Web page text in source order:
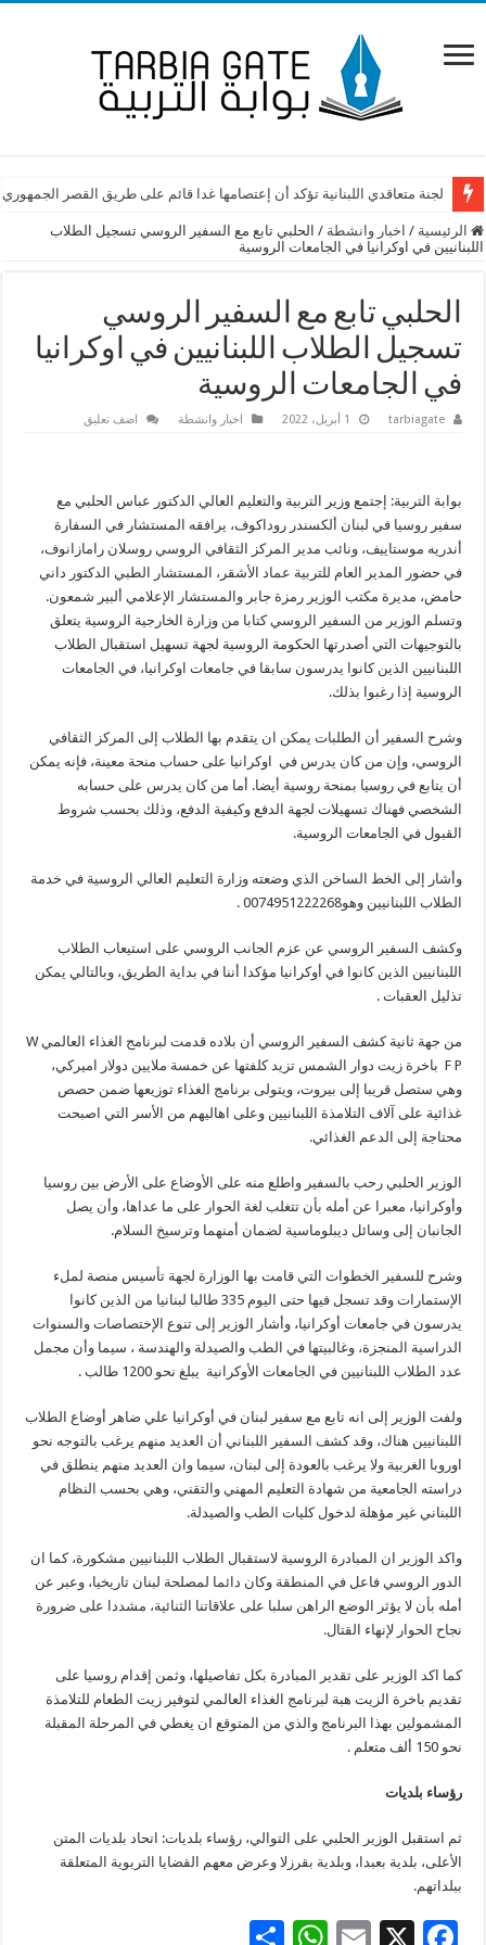
لجنة متعاقدي اللبنانية تؤكد أن إعتصامها غدا قائم على طريق القصر الجمهوري
الرئيسية / اخبار وانشطة / الحلبي تابع مع السفير الروسي تسجيل الطلاب
اللبنانيين في اوكرانيا في الجامعات الروسية
الحلبي تابع مع السفير الروسي
تسجيل الطلاب اللبنانيين في اوكرانيا
في الجامعات الروسية
tarbiagate 1 أبريل، 2022 اخبار وانشطة اضف تعليق
بوابة التربية: إجتمع وزير التربية والتعليم العالي الدكتور عباس الحلبي مع
سفير روسيا في لبنان ألكسندر روداكوف، يرافقه المستشار في السفارة
أندريه موستاييف، ونائب مدير المركز الثقافي الروسي روسلان رامازانوف،
في حضور المدير العام للتربية عماد الأشقر، المستشار الطبي الدكتور داني
حامض، مديرة مكتب الوزير رمزة جابر والمستشار الإعلامي ألبير شمعون.
وتسلم الوزير من السفير الروسي كتابا من وزارة الخارجية الروسية يتعلق
بالتوجيهات التي أصدرتها الحكومة الروسية لجهة تسهيل استقبال الطلاب
اللبنانيين الذين كانوا يدرسون سابقا في جامعات اوكرانيا، في الجامعات
الروسية إذا رغبوا بذلك.
وشرح السفير أن الطلبات يمكن ان يتقدم بها الطلاب إلى المركز الثقافي
الروسي، وإن من كان يدرس في اوكرانيا على حساب منحة معينة، فإنه يمكن
أن يتابع في روسيا بمنحة روسية أيضا. أما من كان يدرس على حسابه
الشخصي فهناك تسهيلات لجهة الدفع وكيفية الدفع، وذلك بحسب شروط
القبول في الجامعات الروسية.
وأشار إلى الخط الساخن الذي وضعته وزارة التعليم العالي الروسية في خدمة
الطلاب اللبنانيين وهو0074951222268 .
وكشف السفير الروسي عن عزم الجانب الروسي على استيعاب الطلاب
اللبنانيين الذين كانوا في أوكرانيا مؤكدا أننا في بداية الطريق، وبالتالي يمكن
تذليل العقبات .
من جهة ثانية كشف السفير الروسي أن بلاده قدمت لبرنامج الغذاء العالمي W
F P باخرة زيت دوار الشمس تزيد كلفتها عن خمسة ملايين دولار اميركي،
وهي ستصل قريبا إلى بيروت، ويتولى برنامج الغذاء توزيعها ضمن حصص
غذائية على آلاف التلامذة اللبنانيين وعلى اهاليهم من الأسر التي اصبحت
محتاجة إلى الدعم الغذائي.
الوزير الحلبي رحب بالسفير واطلع منه على الأوضاع على الأرض بين روسيا
وأوكرانيا، معبرا عن أمله بأن تتغلب لغة الحوار على ما عداها، وأن يصل
الجانبان إلى وسائل ديبلوماسية لضمان أمنهما وترسيخ السلام.
وشرح للسفير الخطوات التي قامت بها الوزارة لجهة تأسيس منصة لملء
الإستمارات وقد تسجل فيها حتى اليوم 335 طالبا لبنانيا من الذين كانوا
يدرسون في جامعات أوكرانيا، وأشار الوزير إلى تنوع الإختصاصات والسنوات
الدراسية المنجزة، وغالبيتها في الطب والصيدلة والهندسة ، سيما وأن مجمل
عدد الطلاب اللبنانيين في الجامعات الأوكرانية يبلغ نحو 1200 طالب .
ولفت الوزير إلى انه تابع مع سفير لبنان في أوكرانيا علي ضاهر أوضاع الطلاب
اللبنانيين هناك، وقد كشف السفير اللبناني أن العديد منهم يرغب بالتوجه نحو
اوروبا الغربية ولا يرغب بالعودة إلى لبنان، سيما وان العديد منهم ينطلق في
دراسته الجامعية من شهادة التعليم المهني والتقني، وهي بحسب النظام
اللبناني غير مؤهلة لدخول كليات الطب والصيدلة.
واكد الوزير ان المبادرة الروسية لاستقبال الطلاب اللبنانيين مشكورة، كما ان
الدور الروسي فاعل في المنطقة وكان دائما لمصلحة لبنان تاريخيا، وعبر عن
أمله بأن لا يؤثر الوضع الراهن سلبا على علاقاتنا الثنائية، مشددا على ضرورة
نجاح الحوار لإنهاء القتال.
كما اكد الوزير على تقدير المبادرة بكل تفاصيلها، وثمن إقدام روسيا على
تقديم باخرة الزيت هبة لبرنامج الغذاء العالمي لتوفير زيت الطعام للتلامذة
المشمولين بهذا البرنامج والذي من المتوقع ان يغطي في المرحلة المقبلة
نحو 150 ألف متعلم .
رؤساء بلديات
ثم استقبل الوزير الحلبي على التوالي، رؤساء بلديات: اتحاد بلديات المتن
الأعلى، بلدية بعبدا، وبلدية بقرزلا وعرض معهم القضايا التربوية المتعلقة
ببلداتهم.